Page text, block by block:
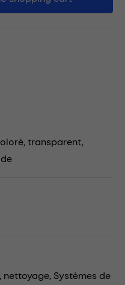
transparent,
nettoyage, Systèmes de